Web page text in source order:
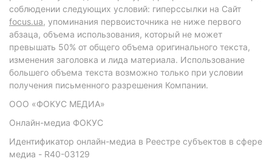
соблюдении следующих условий: гиперссылки на Сайт
focus.ua, упоминания первоисточника не ниже первого
абзаца, объема использования, который не может
превышать 50% от общего объема оригинального текста,
изменения заголовка и лида материала. Использование
большего объема текста возможно только при условии
получения письменного разрешения Компании.
ООО «ФОКУС МЕДИА»
Онлайн-медиа ФОКУС
Идентификатор онлайн-медиа в Реестре субъектов в сфере
медиа - R40-03129